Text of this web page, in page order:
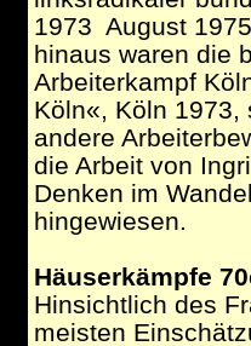
1973 ­ August
hinaus waren die
Arbeiterkampf
Köln«, Köln 1973,
andere
die Arbeit von
Denken im
hingewiesen.
Häuserkämpfe
Hinsichtlich des
meisten